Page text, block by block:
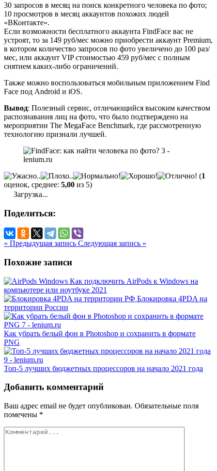
30 запросов в месяц на поиск конкретного человека по фото;
10 просмотров в месяц аккаунтов похожих людей
«ВКонтакте».
Если возможности бесплатного аккаунта FindFace вас не
устроят, то за 149 руб/мес можно приобрести аккаунт Premium,
в котором количество запросов по фото увеличено до 100 раз/
мес, или аккаунт VIP стоимостью 459 руб/мес с полным
снятием каких-либо ограничений.
Также можно воспользоваться мобильным приложением Find
Face под Android и iOS.
Вывод: Полезный сервис, отличающийся высоким качеством
распознавания лиц на фото, что было подтверждено на
мероприятии The MegaFace Benchmark, где рассмотренную
технологию признали лучшей.
(1
оценок, среднее: 5,00 из 5)
Загрузка...
Поделиться:
« Предыдущая запись Следующая запись »
Похожие записи
Как подключить AirPods к Windows на
компьютере или ноутбуке 2021
Блокировка 4PDA на
территории России
Как убрать белый фон в Photoshop и сохранить в формате
PNG
Топ-5 лучших бюджетных процессоров на начало 2021 года
Добавить комментарий
Ваш адрес email не будет опубликован. Обязательные поля
помечены *